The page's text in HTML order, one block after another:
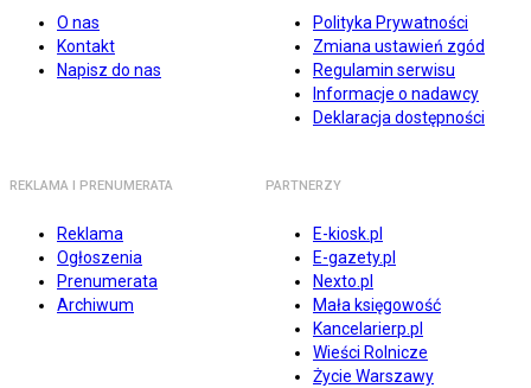
O nas
Kontakt
Napisz do nas
Polityka Prywatności
Zmiana ustawień zgód
Regulamin serwisu
Informacje o nadawcy
Deklaracja dostępności
REKLAMA I PRENUMERATA
Reklama
Ogłoszenia
Prenumerata
Archiwum
PARTNERZY
E-kiosk.pl
E-gazety.pl
Nexto.pl
Mała księgowość
Kancelarierp.pl
Wieści Rolnicze
Życie Warszawy